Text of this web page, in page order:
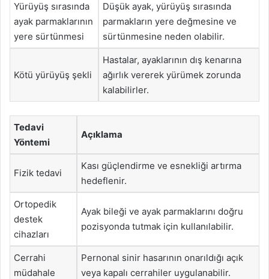
Yürüyüş sırasında
ayak parmaklarının
yere sürtünmesi
Düşük ayak, yürüyüş sırasında
parmakların yere değmesine ve
sürtünmesine neden olabilir.
Kötü yürüyüş şekli
Hastalar, ayaklarının dış kenarına
ağırlık vererek yürümek zorunda
kalabilirler.
Tedavi
Yöntemi
Açıklama
Fizik tedavi
Kası güçlendirme ve esnekliği artırma
hedeflenir.
Ortopedik
destek
cihazları
Ayak bileği ve ayak parmaklarını doğru
pozisyonda tutmak için kullanılabilir.
Cerrahi
müdahale
Pernonal sinir hasarının onarıldığı açık
veya kapalı cerrahiler uygulanabilir.